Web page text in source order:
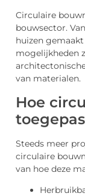
Circulaire
bouwsector.
huizen
mogelijkheden
van materialen.
Hoe
Steeds meer
circulaire
van hoe deze